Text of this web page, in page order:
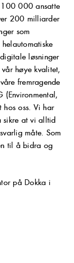
100 000 ansatte
200 milliarder
som
løsninger
høye kvalitet,
fremragende
oss. Vi har
sikre at vi alltid
måte. Som
til å bidra og
på Dokka i